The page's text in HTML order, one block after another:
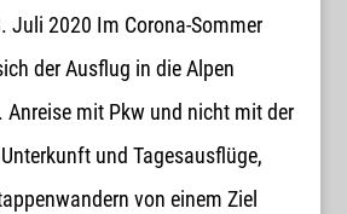
Juli 2020 Im Corona-Sommer
der Ausflug in die Alpen
Anreise mit Pkw und nicht mit der
und Tagesausflüge,
von einem Ziel